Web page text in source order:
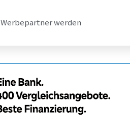
Werbepartner werden